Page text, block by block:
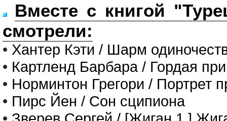
Вместе с книгой
смотрели:
• Хантер Кэти / Шарм
• Картленд Барбара / Гордая
• Норминтон Грегори / Портрет
• Пирс Йен / Сон сципиона